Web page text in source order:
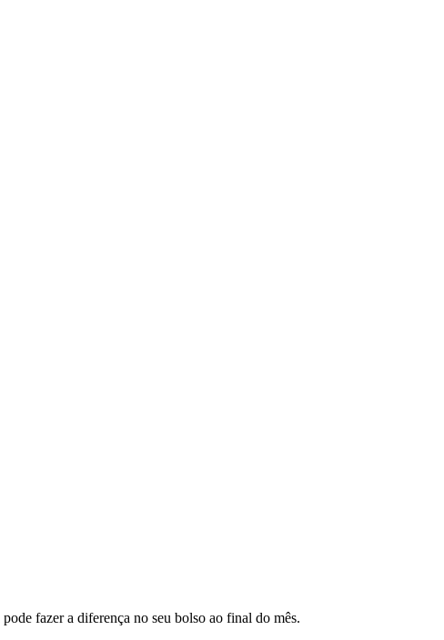
pode fazer a diferença no seu bolso ao final do mês.